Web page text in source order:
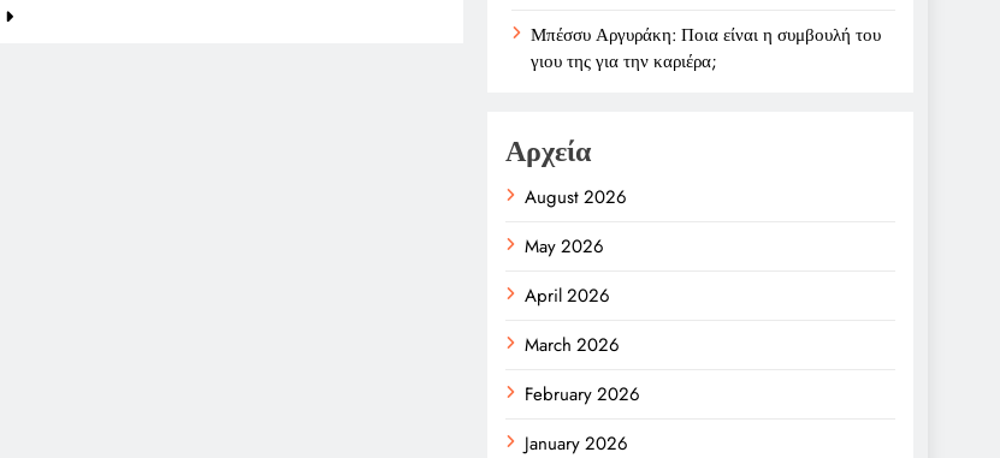
Μπέσσυ Αργυράκη: Ποια είναι η συμβουλή του
γιου της για την καριέρα;
Αρχεία
August 2026
May 2026
April 2026
March 2026
February 2026
January 2026